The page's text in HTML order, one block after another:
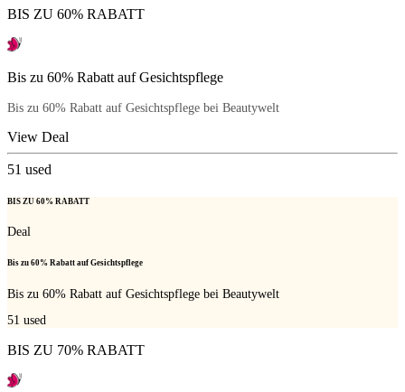
BIS ZU 60% RABATT
Bis zu 60% Rabatt auf Gesichtspflege
Bis zu 60% Rabatt auf Gesichtspflege bei Beautywelt
View Deal
51 used
BIS ZU 60% RABATT
Deal
Bis zu 60% Rabatt auf Gesichtspflege
Bis zu 60% Rabatt auf Gesichtspflege bei Beautywelt
51 used
BIS ZU 70% RABATT